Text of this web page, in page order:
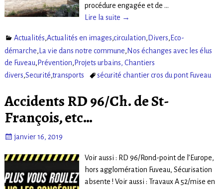
procédure engagée et de …
Lire la suite →
Actualités,Actualités en images,circulation, Divers, Eco-
démarche, La vie dans notre commune, Nos échanges avec les élus
de Fuveau, Prévention, Projets urbains, Chantiers
divers,Securité,transports sécurité chantier cros du pont Fuveau
Accidents RD 96/Ch. de St-
François, etc…
janvier 16, 2019
Voir aussi : RD 96/Rond-point de l’Europe,
hors agglomération Fuveau, Sécurisation
absente ! Voir aussi : Travaux A 52/mise en